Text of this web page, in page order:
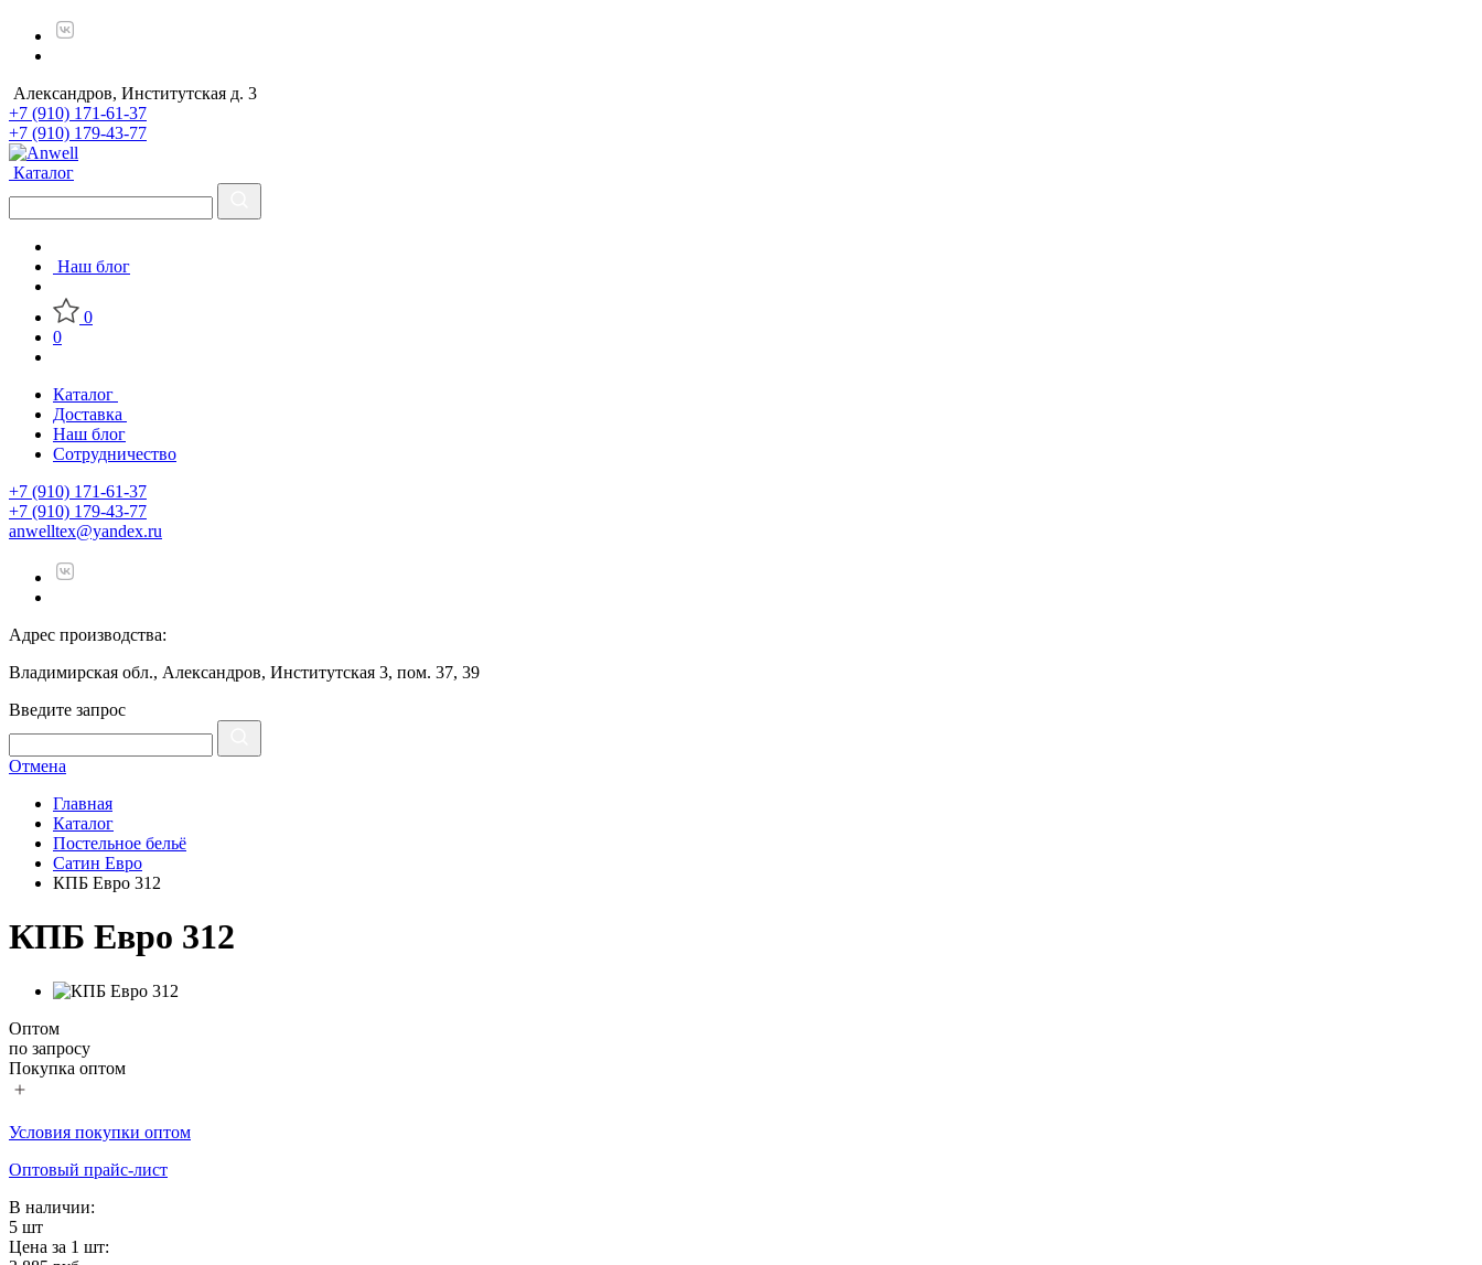
Александров, Институтская д. 3
+7 (910) 171-61-37
+7 (910) 179-43-77
Каталог
Наш блог
0
0
Каталог
Доставка
Наш блог
Сотрудничество
+7 (910) 171-61-37
+7 (910) 179-43-77
anwelltex@yandex.ru
Адрес производства:
Владимирская обл., Александров, Институтская 3, пом. 37, 39
Введите запрос
Отмена
Главная
Каталог
Постельное бельё
Сатин Евро
КПБ Евро 312
КПБ Евро 312
Оптом
по запросу
Покупка оптом
Условия покупки оптом
Оптовый прайс-лист
В наличии:
5 шт
Цена за 1 шт: